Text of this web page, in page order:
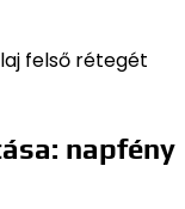
felső rétegét
napfény